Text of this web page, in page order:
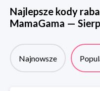
Najlepsze kody
MamaGama —
Najnowsze